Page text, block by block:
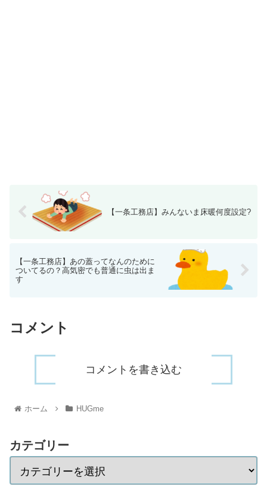
【一条工務店】みんないま床暖何度設定?
【一条工務店】あの蓋ってなんのために
ついてるの？高気密でも普通に虫は出ま
す
コメント
コメントを書き込む
ホーム HUGme
カテゴリー